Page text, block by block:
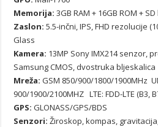
Memorija: 3GB RAM + 16GB ROM +
Zaslon: 5.5-inčni, IPS, FHD rezolucije
Glass
Kamera: 13MP Sony IMX214 senzor,
Samsung CMOS, dvostruka bljeskalica
Mreža: GSM 850/900/1800/1900MHz
900/1900/2100MHZ LTE: FDD-LTE (B3,
GPS: GLONASS/GPS/BDS
Senzori: Žiroskop, kompas,